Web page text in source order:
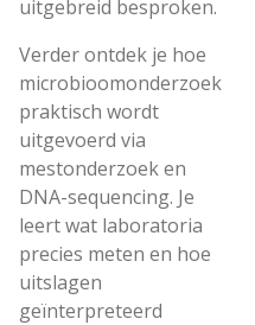
uitgebreid besproken.
Verder ontdek je hoe
microbioomonderzoek
praktisch wordt
uitgevoerd via
mestonderzoek en
DNA-sequencing. Je
leert wat laboratoria
precies meten en hoe
uitslagen
geïnterpreteerd